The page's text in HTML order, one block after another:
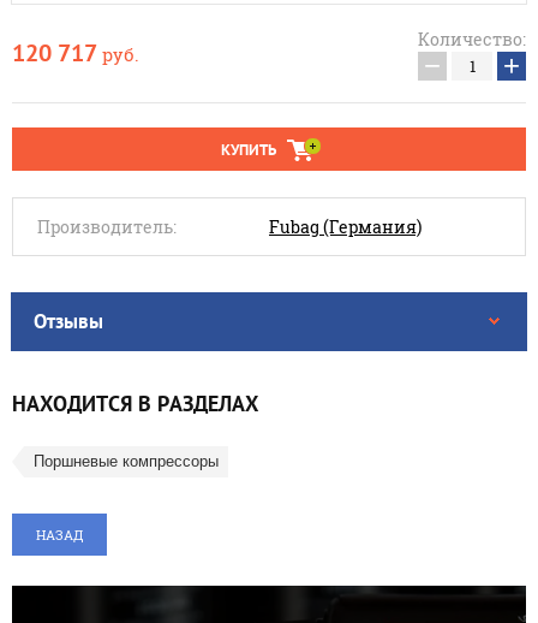
120 717 руб.
Количество:
− +
КУПИТЬ
Производитель: Fubag (Германия)
Отзывы
НАХОДИТСЯ В РАЗДЕЛАХ
Поршневые компрессоры
НАЗАД